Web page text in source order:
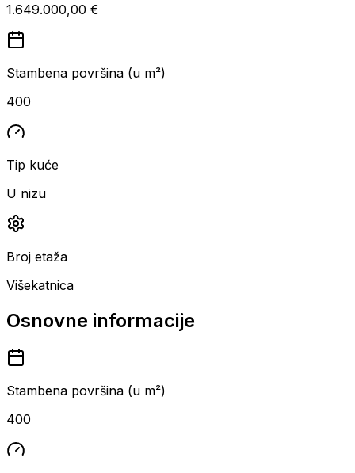
1.649.000,00 €
Stambena površina (u m²)
400
Tip kuće
U nizu
Broj etaža
Višekatnica
Osnovne informacije
Stambena površina (u m²)
400